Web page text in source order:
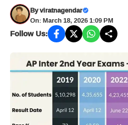
Byviratnagendar
On: March 18, 2026 1:09 PM
Follow Us: